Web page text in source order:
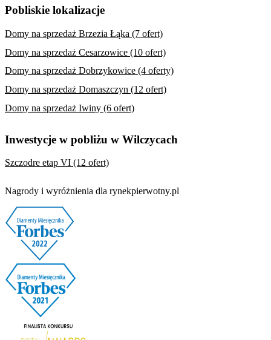
Pobliskie lokalizacje
Domy na sprzedaż Brzezia Łąka (7 ofert)
Domy na sprzedaż Cesarzowice (10 ofert)
Domy na sprzedaż Dobrzykowice (4 oferty)
Domy na sprzedaż Domaszczyn (12 ofert)
Domy na sprzedaż Iwiny (6 ofert)
Inwestycje w pobliżu w Wilczycach
Szczodre etap VI (12 ofert)
Nagrody i wyróżnienia dla rynekpierwotny.pl